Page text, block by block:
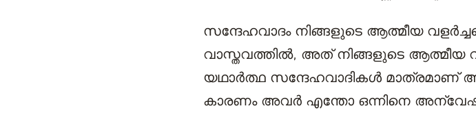
സന്ദേഹവാദം നിങ്ങളുടെ ആത്മീയ
വാസ്തവത്തിൽ, അത് നിങ്ങളുടെ ആത്മീയ
യഥാർത്ഥ സന്ദേഹവാദികൾ മാത്രമാണ്
കാരണം അവർ എന്തോ ഒന്നിനെ